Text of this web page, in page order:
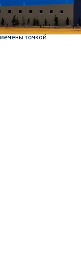
зміниRyanair
RYANAIR
точкой